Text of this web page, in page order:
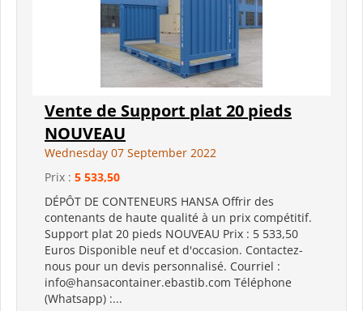
Vente de Support plat 20 pieds
NOUVEAU
Wednesday 07 September 2022
Prix : 5 533,50
DÉPÔT DE CONTENEURS HANSA Offrir des
contenants de haute qualité à un prix compétitif.
Support plat 20 pieds NOUVEAU Prix ​​: 5 533,50
Euros Disponible neuf et d'occasion. Contactez-
nous pour un devis personnalisé. Courriel :
info@hansacontainer.ebastib.com Téléphone
(Whatsapp) :...